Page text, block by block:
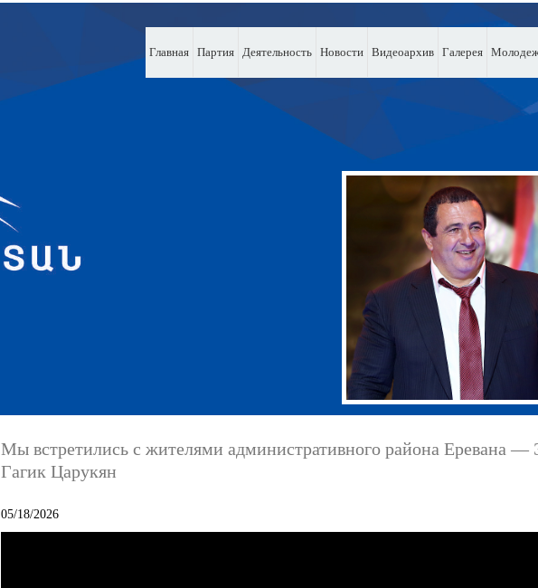
Главная Партия Деятельность Новости Видеоархив Галерея
Мы встретились с жителями административного района Еревана —
Гагик Царукян
05/18/2026